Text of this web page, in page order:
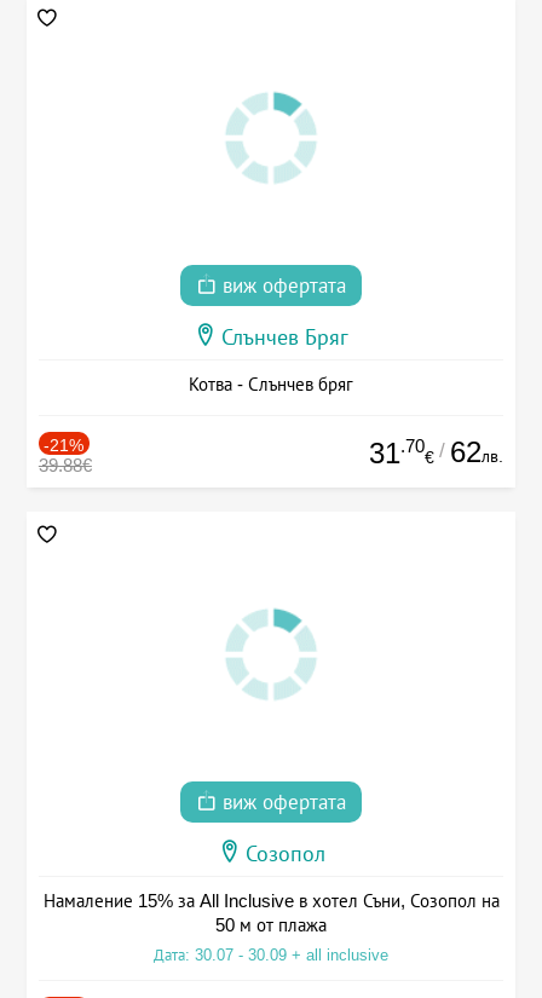
виж офертата
Слънчев Бряг
Котва - Слънчев бряг
-21%
39.88€ 31.70
€ / 62лв.
виж офертата
Созопол
Намаление 15% за All Inclusive в хотел Съни, Созопол на
50 м от плажа
Дата: 30.07 - 30.09 + all inclusive